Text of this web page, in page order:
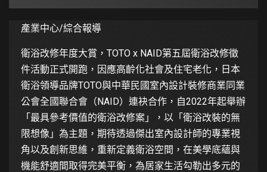
產業中心/綜合報導
衛浴改修年度大賞，TOTO x NAID第五屆衛浴改修徵
件活動正式開跑，因應高齡化社會及住宅老化，日本
衛浴領導品牌TOTO與中華民國室內設計裝修商業同業
公會全國聯合會（NAID）連袂合作，自2022年起舉辦
「最具參考價值的衛浴改修案」，以「衛浴改裝的無
限想像」為主題，期待透過傑出室內設計師的專業視
角以及創新思維，重新定義衛浴空間，在美學底蘊與
機能舒適間取得完美平衡，為居家生活勾勒出多元的